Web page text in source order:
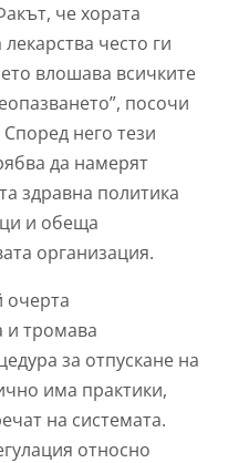
че хората
често ги
влошава всичките
посочи
него тези
да намерят
здравна политика
и обеща
организация.
очерта
и тромава
за отпускане на
има практики,
на системата.
относно